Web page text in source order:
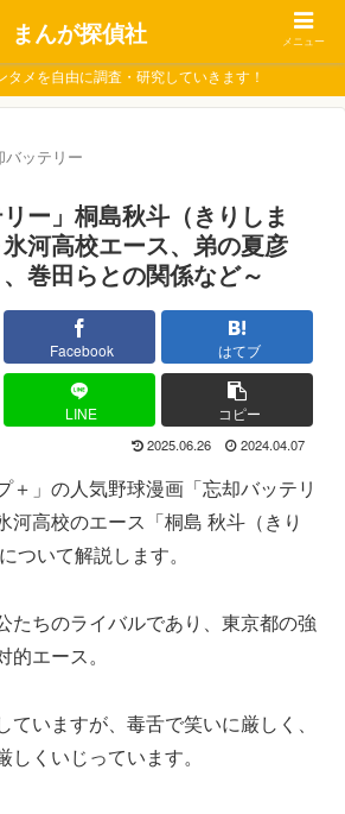
タメを自由に調査・研究していきます！
バッテリー
リー」桐島秋斗（きりしま
河高校エース、弟の夏彦
、巻田らとの関係など～
Facebook はてブ
LINE コピー
2025.06.26 2024.04.07
＋」の人気野球漫画「忘却バッテリ
河高校のエース「桐島 秋斗（きり
ついて解説します。
たちのライバルであり、東京都の強
エース。
ていますが、毒舌で笑いに厳しく、
くいじっています。
まんが探偵社 メニュー